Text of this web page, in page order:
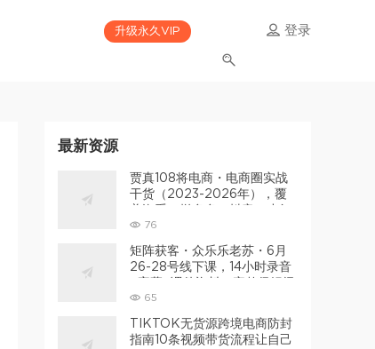
升级永久VIP 登录
最新资源
贾真108将电商・电商圈实战
干货（2023-2026年），覆
书等多平台，助力电商人避开
坑、提效率、稳盈利
76
矩阵获客・众乐乐老苏・6月
26-28号线下课，14小时录音
矩阵实操手法与案例拆解，全
程干货
65
TIKTOK无货源跨境电商防封
指南10条视频带货流程让自己